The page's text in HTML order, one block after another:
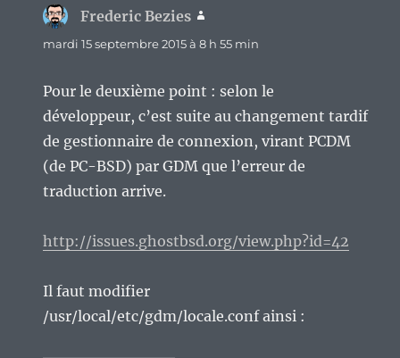
Frederic Bezies
mardi 15 septembre 2015 à 8 h 55 min
Pour le deuxième point : selon le
développeur, c’est suite au changement tardif
de gestionnaire de connexion, virant PCDM
(de PC-BSD) par GDM que l’erreur de
traduction arrive.
http://issues.ghostbsd.org/view.php?id=42
Il faut modifier
/usr/local/etc/gdm/locale.conf ainsi :